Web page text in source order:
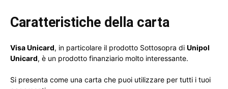
Caratteristiche della carta
Visa Unicard, in particolare il prodotto Sottosopra di Unipol
Unicard, è un prodotto finanziario molto interessante.
Si presenta come una carta che puoi utilizzare per tutti i tuoi